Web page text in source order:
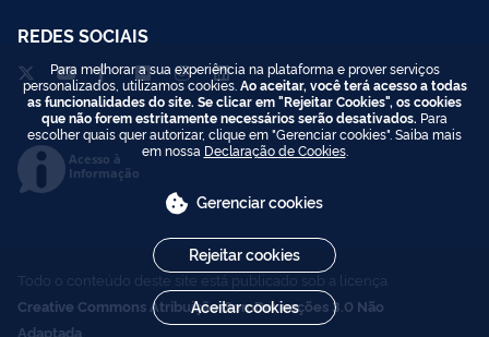
REDES SOCIAIS
Acesso à
Informação
Todo o conteúdo deste site está publicado sob a licença
Creative Commons Atribuição-SemDerivações 3.0 Não
Adaptada
Para melhorar a sua experiência na plataforma e prover serviços
personalizados, utilizamos cookies. Ao aceitar, você terá acesso a todas
as funcionalidades do site. Se clicar em "Rejeitar Cookies", os cookies
que não forem estritamente necessários serão desativados. Para
escolher quais quer autorizar, clique em "Gerenciar cookies". Saiba mais
em nossa Declaração de Cookies.
Gerenciar cookies
Rejeitar cookies
Aceitar cookies